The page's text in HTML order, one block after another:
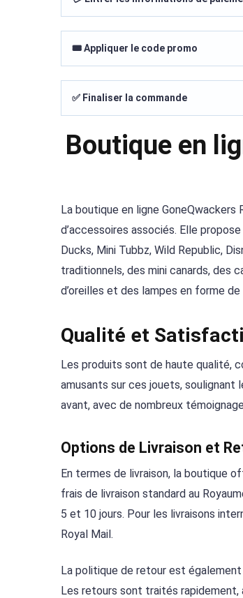
🎟️ Appliquer le code promo
✅ Finaliser la commande
Boutique en
La boutique en ligne
d’accessoires associés. Elle
Ducks, Mini Tubbz, Wild Republic,
traditionnels, des mini canards, des
d’oreilles et des lampes en forme de
Qualité et
Les produits sont de haute qualité,
amusants sur ces jouets,
avant, avec de nombreux
Options de Livraison et
En termes de livraison, la boutique
frais de livraison standard au
5 et 10 jours. Pour les livraisons
Royal Mail.
La politique de retour est
Les retours sont traités rapidement,